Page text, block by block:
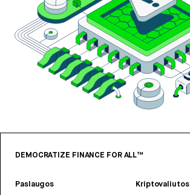
DEMOCRATIZE FINANCE FOR ALL™
Paslaugos Kriptovaliutos